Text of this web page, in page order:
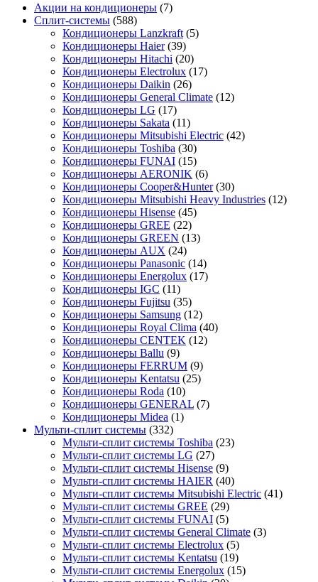
Акции на кондиционеры (7)
Сплит-системы (588)
Кондиционеры Lanzkraft (5)
Кондиционеры Haier (39)
Кондиционеры Hitachi (20)
Кондиционеры Electrolux (17)
Кондиционеры Daikin (26)
Кондиционеры General Climate (12)
Кондиционеры LG (17)
Кондиционеры Sakata (11)
Кондиционеры Mitsubishi Electric (42)
Кондиционеры Toshiba (30)
Кондиционеры FUNAI (15)
Кондиционеры AERONIK (6)
Кондиционеры Cooper&Hunter (30)
Кондиционеры Mitsubishi Heavy Industries (12)
Кондиционеры Hisense (45)
Кондиционеры GREE (22)
Кондиционеры GREEN (13)
Кондиционеры AUX (24)
Кондиционеры Panasonic (14)
Кондиционеры Energolux (17)
Кондиционеры IGC (11)
Кондиционеры Fujitsu (35)
Кондиционеры Samsung (12)
Кондиционеры Royal Clima (40)
Кондиционеры CENTEK (12)
Кондиционеры Ballu (9)
Кондиционеры FERRUM (9)
Кондиционеры Kentatsu (25)
Кондиционеры Roda (10)
Кондиционеры GENERAL (7)
Кондиционеры Midea (1)
Мульти-сплит системы (332)
Мульти-сплит системы Toshiba (23)
Мульти-сплит системы LG (27)
Мульти-сплит системы Hisense (9)
Мульти-сплит системы HAIER (40)
Мульти-сплит системы Mitsubishi Electric (41)
Мульти-сплит системы GREE (29)
Мульти-сплит системы FUNAI (5)
Мульти-сплит системы General Climate (3)
Мульти-сплит системы Electrolux (5)
Мульти-сплит системы Kentatsu (19)
Мульти-сплит системы Energolux (15)